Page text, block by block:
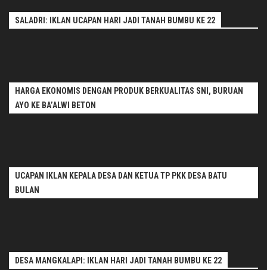
SALADRI: IKLAN UCAPAN HARI JADI TANAH BUMBU KE 22
HARGA EKONOMIS DENGAN PRODUK BERKUALITAS SNI, BURUAN
AYO KE BA’ALWI BETON
UCAPAN IKLAN KEPALA DESA DAN KETUA TP PKK DESA BATU
BULAN
DESA MANGKALAPI: IKLAN HARI JADI TANAH BUMBU KE 22